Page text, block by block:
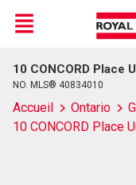
Live
En Direct
Menu
10 CONCORD Place
NO. MLS® 40834010
Accueil Ontario
10 CONCORD Place